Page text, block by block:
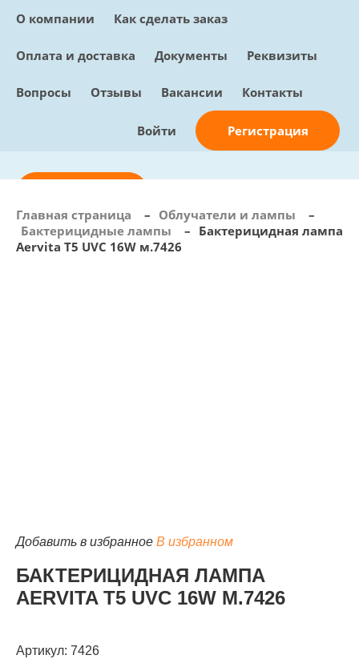
О компании Как сделать заказ
Оплата и доставка Документы Реквизиты
Вопросы Отзывы Вакансии Контакты
Войти Регистрация
info@sunmed.ru
Главная страница – Облучатели и лампы
–
Бактерицидные лампы
– Бактерицидная лампа
Aervita T5 UVC 16W м.7426
Добавить в избранное В избранном
БАКТЕРИЦИДНАЯ ЛАМПА
AERVITA T5 UVC 16W М.7426
Артикул: 7426